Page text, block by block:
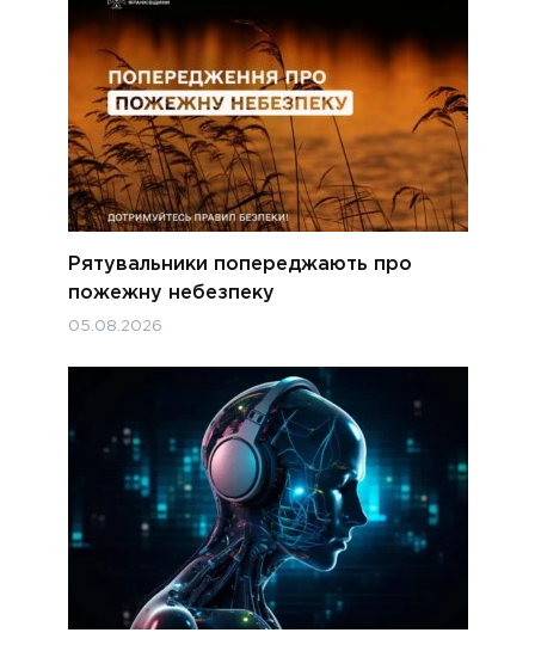
Рятувальники попереджають про
пожежну небезпеку
05.08.2026